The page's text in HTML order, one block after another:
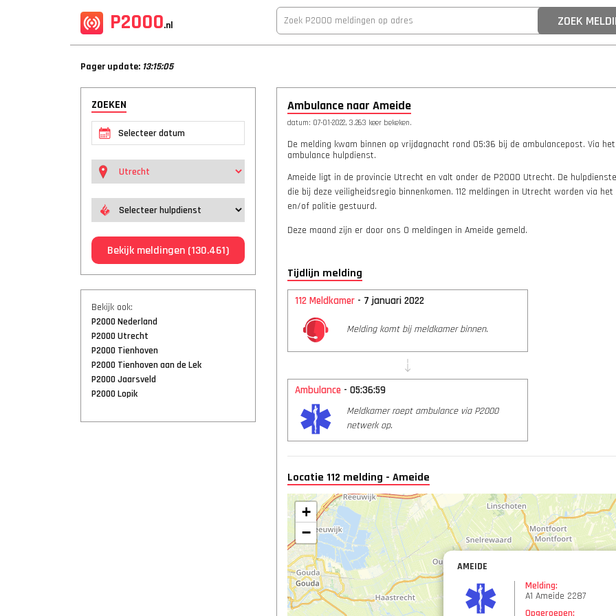
P2000.nl
Pager update: 13:15:05
ZOEKEN
Bekijk meldingen (130.461)
Bekijk ook:
P2000 Nederland
P2000 Utrecht
P2000 Tienhoven
P2000 Tienhoven aan de Lek
P2000 Jaarsveld
P2000 Lopik
Ambulance naar Ameide
datum: 07-01-2022, 3.263 keer bekeken.
De melding kwam binnen op vrijdagnacht rond 05:36 bij de ambulancepost. Via
ambulance hulpdienst.
Ameide ligt in de provincie Utrecht en valt onder de P2000 Utrecht. De
die bij deze veiligheidsregio binnenkomen. 112 meldingen in Utrecht worden via
en/of politie gestuurd.
Deze maand zijn er door ons 0 meldingen in Ameide gemeld.
Tijdlijn melding
112 Meldkamer - 7 januari 2022
Melding komt bij meldkamer binnen.
Ambulance - 05:36:59
Meldkamer roept ambulance via P2000
netwerk op.
Locatie 112 melding - Ameide
AMEIDE
Melding:
A1 Ameide 2287
Opgeroepen:
+
−